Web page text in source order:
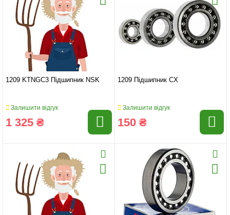
1209 KTNGC3 Підшипник NSK
Залишити відгук
1 325 ₴
1209 Підшипник CX
Залишити відгук
150 ₴